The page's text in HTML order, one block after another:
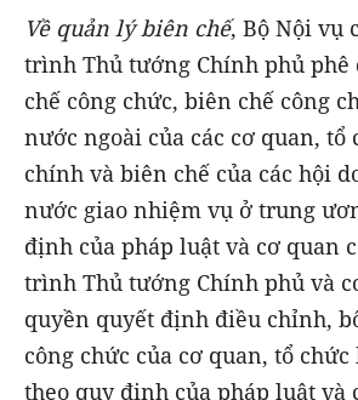
Về quản lý biên chế, Bộ Nội vụ
trình Thủ tướng Chính phủ phê
chế công chức, biên chế công
nước ngoài của các cơ quan, tổ
chính và biên chế của các hội
nước giao nhiệm vụ ở trung
định của pháp luật và cơ quan
trình Thủ tướng Chính phủ và
quyền quyết định điều chỉnh,
công chức của cơ quan, tổ
theo quy định của pháp luật và